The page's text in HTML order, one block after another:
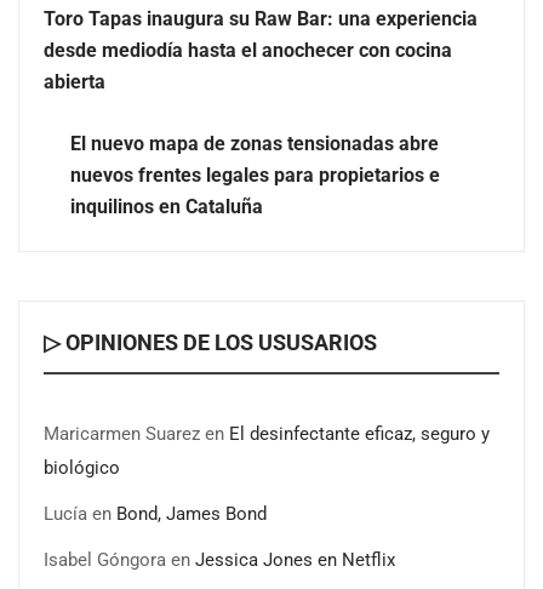
Más allá de la crema solar: la importancia de revisar
manchas y lunares
impermeabilización de las viviendas antes de las
vacaciones
Toro Tapas inaugura su Raw Bar: una experiencia
desde mediodía hasta el anochecer con cocina
abierta
El nuevo mapa de zonas tensionadas abre
nuevos frentes legales para propietarios e
inquilinos en Cataluña
▷ OPINIONES DE LOS USUSARIOS
Maricarmen Suarez en El desinfectante eficaz, seguro y
biológico
Lucía en Bond, James Bond
Isabel Góngora en Jessica Jones en Netflix